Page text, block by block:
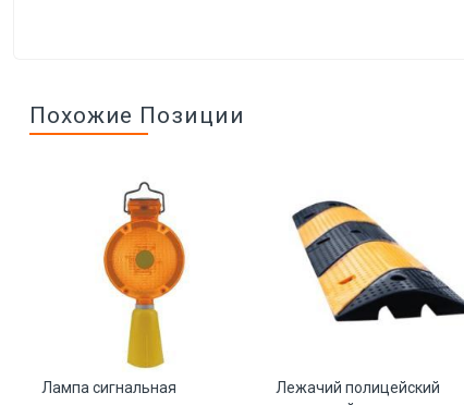
Похожие Позиции
Лампа сигнальная
Лежачий полицейский